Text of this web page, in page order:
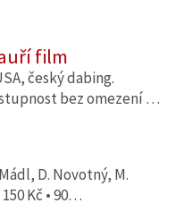
film
český dabing.
bez omezení …
D. Novotný, M.
Kč • 90…